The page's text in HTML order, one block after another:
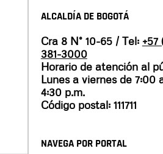
ALCALDÍA DE BOGOTÁ
Cra 8 N° 10-65 / Tel: +57
381-3000
Horario de atención al
Lunes a viernes de 7:00
4:30 p.m.
Código postal: 111711
NAVEGA POR PORTAL